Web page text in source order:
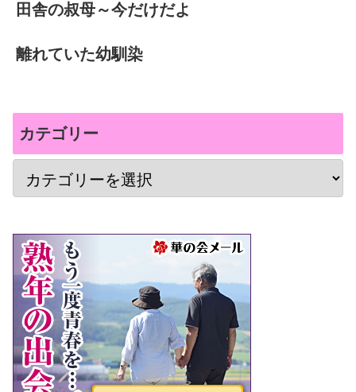
田舎の叔母～今だけだよ
離れていた幼馴染
カテゴリー